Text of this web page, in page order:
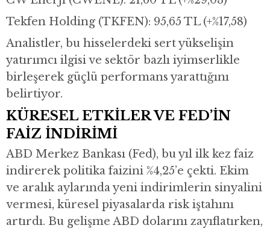
Tekfen Holding (TKFEN): 95,65 TL (+%17,58)
Analistler, bu hisselerdeki sert yükselişin
yatırımcı ilgisi ve sektör bazlı iyimserlikle
birleşerek güçlü performans yarattığını
belirtiyor.
KÜRESEL ETKİLER VE FED’İN
FAİZ İNDİRİMİ
ABD Merkez Bankası (Fed), bu yıl ilk kez faiz
indirerek politika faizini %4,25’e çekti. Ekim
ve aralık aylarında yeni indirimlerin sinyalini
vermesi, küresel piyasalarda risk iştahını
artırdı. Bu gelişme ABD dolarını zayıflatırken,